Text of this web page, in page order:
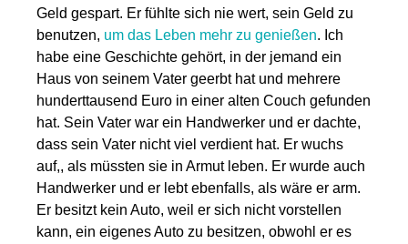
Geld gespart. Er fühlte sich nie wert, sein Geld zu
benutzen, um das Leben mehr zu genießen. Ich
habe eine Geschichte gehört, in der jemand ein
Haus von seinem Vater geerbt hat und mehrere
hunderttausend Euro in einer alten Couch gefunden
hat. Sein Vater war ein Handwerker und er dachte,
dass sein Vater nicht viel verdient hat. Er wuchs
auf,, als müssten sie in Armut leben. Er wurde auch
Handwerker und er lebt ebenfalls, als wäre er arm.
Er besitzt kein Auto, weil er sich nicht vorstellen
kann, ein eigenes Auto zu besitzen, obwohl er es